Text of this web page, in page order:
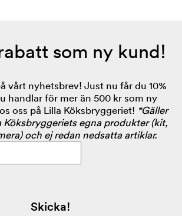
som ny kund!
vårt nyhetsbrev! Just nu får du 10%
handlar för mer än 500 kr som ny
oss på Lilla Köksbryggeriet! *Gäller
Köksbryggeriets egna produkter (kit,
och ej redan nedsatta artiklar.
Skicka!